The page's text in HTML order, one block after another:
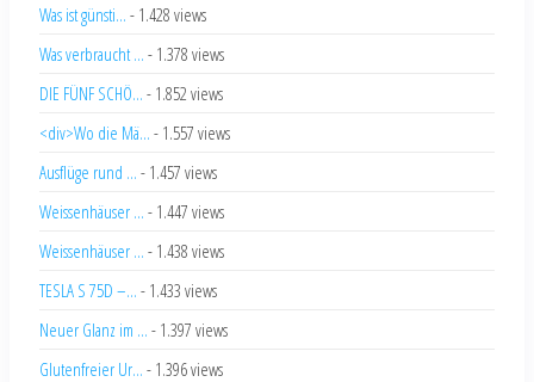
Was ist günsti... - 1.428 views
Was verbraucht ... - 1.378 views
DIE FÜNF SCHÖ... - 1.852 views
<div>Wo die Mä... - 1.557 views
Ausflüge rund ... - 1.457 views
Weissenhäuser ... - 1.447 views
Weissenhäuser ... - 1.438 views
TESLA S 75D –... - 1.433 views
Neuer Glanz im ... - 1.397 views
Glutenfreier Ur... - 1.396 views